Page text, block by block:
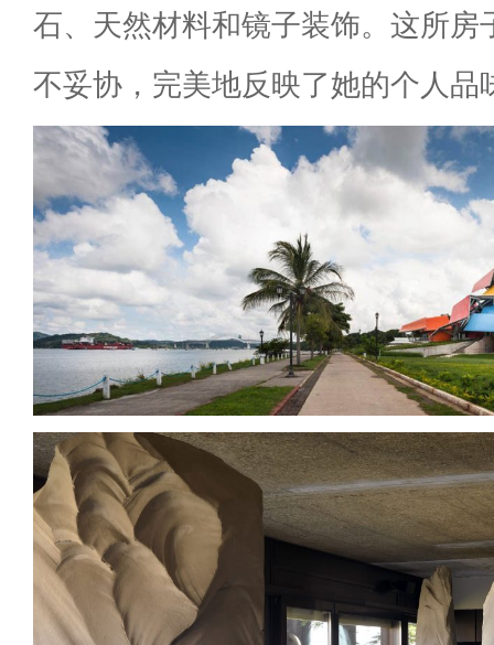
石、天然材料和镜子装饰。这所房
不妥协，完美地反映了她的个人品